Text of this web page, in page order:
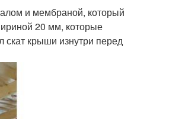
и мембраной, который
20 мм, которые
скат крыши изнутри перед